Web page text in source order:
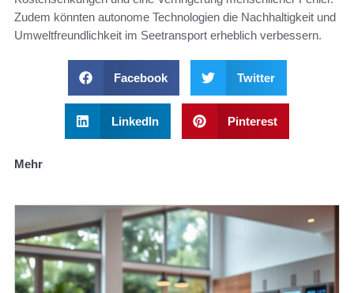
Zudem könnten autonome Technologien die Nachhaltigkeit und
Umweltfreundlichkeit im Seetransport erheblich verbessern.
Facebook Twitter
LinkedIn Pinterest
Mehr